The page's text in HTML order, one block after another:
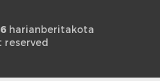
harianberitakota
reserved